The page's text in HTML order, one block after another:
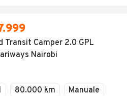
Transit Camper 2.0 GPL
Nairobi
80.000 km Manuale